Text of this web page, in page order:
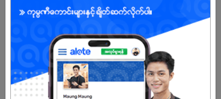
than just an agency; we became the architects of Driving
Impactful Connections.
From our first project in 2018, we specialized in the art of Below-
the-Line (BTL) Marketing. We understood early on that a
handshake, a live demonstration, or an immersive brand
experience creates a memory that an algorithm never could.
Over the years, we have transitioned from a boutique startup into